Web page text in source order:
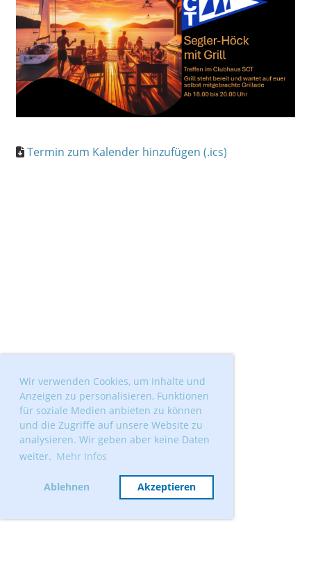
Wir verwenden Cookies, um Inhalte und
Anzeigen zu personalisieren, Funktionen
für soziale Medien anbieten zu können
und die Zugriffe auf unsere Website zu
analysieren. Wir geben aber keine Daten
weiter. Mehr Infos
Ablehnen Akzeptieren
Termin zum Kalender hinzufügen (.ics)